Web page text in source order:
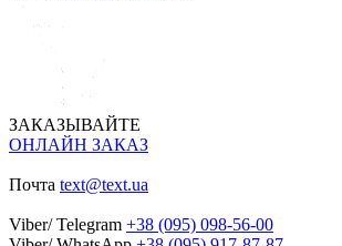
ЗАКАЗЫВАЙТЕ
ОНЛАЙН ЗАКАЗ
Почта text@text.ua
Viber/ Telegram +38 (095) 098-56-00